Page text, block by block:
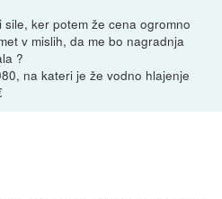
ker potem že cena ogromno
v mislih, da me bo nagradnja
?
na kateri je že vodno hlajenje